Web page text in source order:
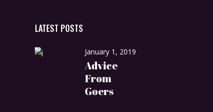
LATEST POSTS
January 1, 2019
Advice
From
Goers